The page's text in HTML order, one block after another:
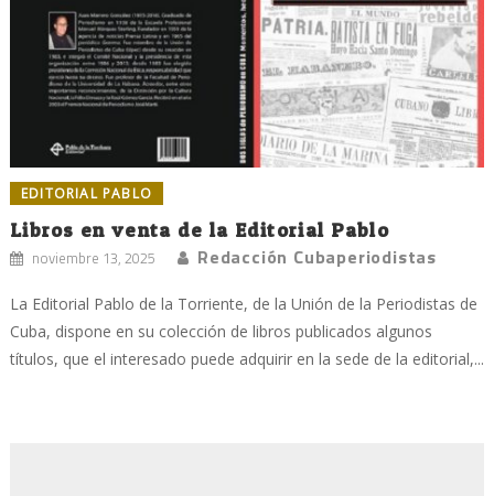
EDITORIAL PABLO
Libros en venta de la Editorial Pablo
noviembre 13, 2025 Redacción Cubaperiodistas
La Editorial Pablo de la Torriente, de la Unión de la Periodistas de
Cuba, dispone en su colección de libros publicados algunos
títulos, que el interesado puede adquirir en la sede de la editorial,...